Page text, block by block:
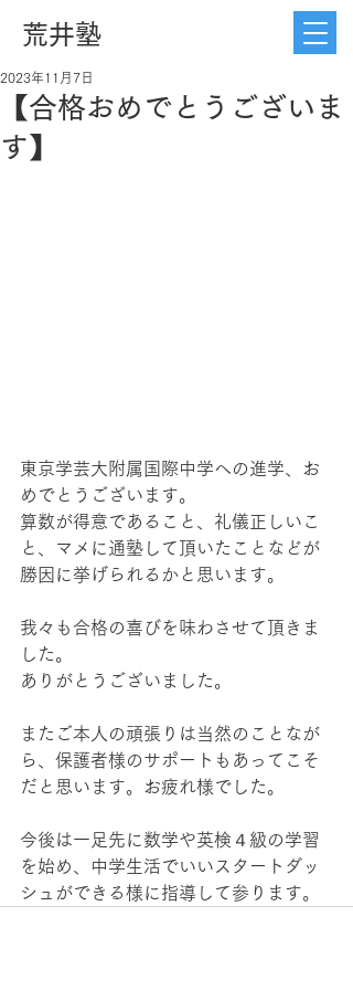
荒井塾
【合格おめでとうございま
す】
2023年11月7日
東京学芸大附属国際中学への進学、お
めでとうございます。
算数が得意であること、礼儀正しいこ
と、マメに通塾して頂いたことなどが
勝因に挙げられるかと思います。
我々も合格の喜びを味わさせて頂きま
した。
ありがとうございました。
またご本人の頑張りは当然のことなが
ら、保護者様のサポートもあってこそ
だと思います。お疲れ様でした。
今後は一足先に数学や英検４級の学習
を始め、中学生活でいいスタートダッ
シュができる様に指導して参ります。